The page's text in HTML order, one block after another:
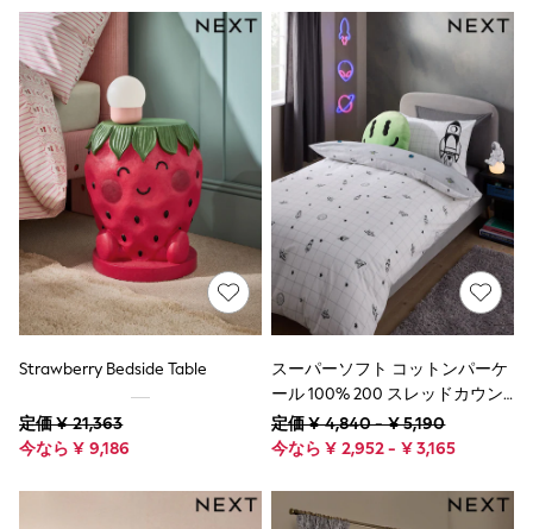
Dungarees
Leggings
Occasionwear
Sets & Outfits
Shorts
Swimwear
Socks & Tights
Tops & T-Shirts
Trousers & Joggers
All Newborn Clothing
Vests
Sleepsuits
Rompersuits
Socks
Newborn Accessories
First Walkers
All Accessories
Hats
All Nursery
Blankets
Muslins
Strawberry Bedside Table
定価 ¥ 21,363
今なら ¥ 9,186
スーパーソフト コットンパーケ
ール 100% 200 スレッドカウン
ト デュベカバー & 枕カバー セッ
ト
定価 ¥ 4,840 - ¥ 5,190
今なら ¥ 2,952 - ¥ 3,165